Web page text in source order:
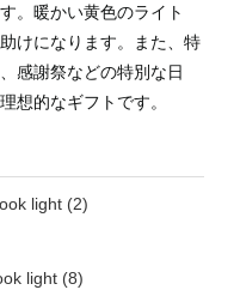
。暖かい黄色のライト
けになります。また、特
感謝祭などの特別な日
想的なギフトです。